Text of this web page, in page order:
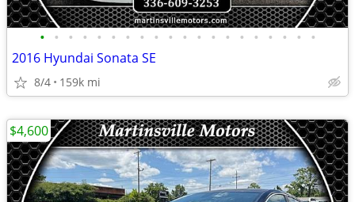
• • • • • • • • • • • • • • • • • • • •
2016 Hyundai Sonata SE
8/4 159k mi
$4,600